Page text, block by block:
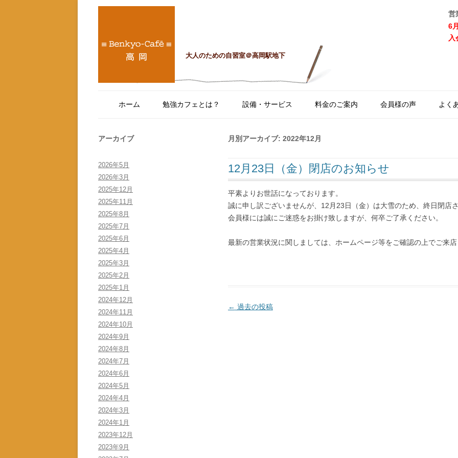
大人のための自習室＠高岡駅地下
営
6
入
ン
プ
ホーム 勉強カフェとは？ 設備・サービス 料金のご案内 会員様の声 よく
月別アーカイブ: 2022年12月
12月23日（金）閉店のお知らせ
平素よりお世話になっております。
誠に申し訳ございませんが、12月23日（金）は大雪のため、終日閉店さ
会員様には誠にご迷惑をお掛け致しますが、何卒ご了承ください。
最新の営業状況に関しましては、ホームページ等をご確認の上でご来店
投
← 過去の投稿
アーカイブ
2026年5月
2026年3月
2025年12月
2025年11月
2025年8月
2025年7月
2025年6月
2025年4月
2025年3月
2025年2月
2025年1月
2024年12月
2024年11月
2024年10月
2024年9月
2024年8月
2024年7月
2024年6月
2024年5月
2024年4月
2024年3月
2024年1月
2023年12月
2023年9月